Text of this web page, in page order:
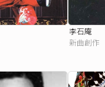
李石庵
新曲創作